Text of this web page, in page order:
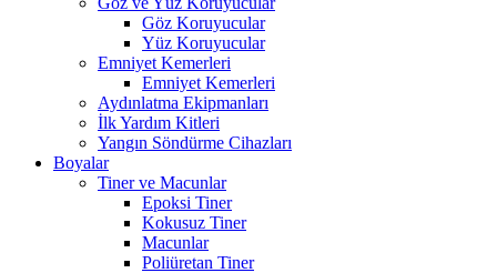
Göz Koruyucular
Yüz Koruyucular
Emniyet Kemerleri
Emniyet Kemerleri
Aydınlatma Ekipmanları
İlk Yardım Kitleri
Yangın Söndürme Cihazları
Boyalar
Tiner ve Macunlar
Epoksi Tiner
Kokusuz Tiner
Macunlar
Poliüretan Tiner